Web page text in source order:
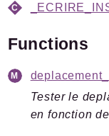
Documentation
Functions
Tester le
en fonction